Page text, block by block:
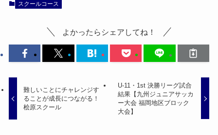
スクールコース
よかったらシェアしてね！
難しいことにチャレンジす
ることが成長につながる！
桧原スクール
U-11・1st 決勝リーグ試合
結果【九州ジュニアサッカ
ー大会 福岡地区ブロック
大会】